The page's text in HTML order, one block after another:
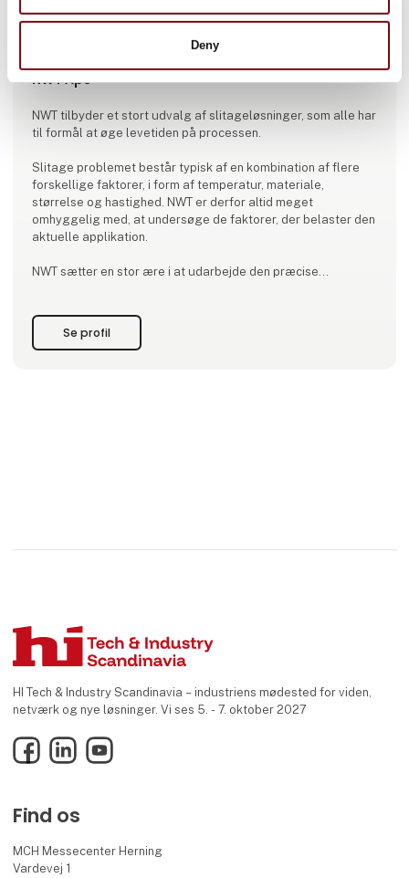
Deny
NWT ApS
NWT tilbyder et stort udvalg af slitageløsninger, som alle har
til formål at øge levetiden på processen.
Slitage problemet består typisk af en kombination af flere
forskellige faktorer, i form af temperatur, materiale,
størrelse og hastighed. NWT er derfor altid meget
omhyggelig med, at undersøge de faktorer, der belaster den
aktuelle applikation.
NWT sætter en stor ære i at udarbejde den præcise
en kundetilpasset løsning.
Se profil
HI Tech & Industry Scandinavia – industriens mødested for viden,
netværk og nye løsninger. Vi ses 5. - 7. oktober 2027
FacebookLinkedInYouTube
Find os
MCH Messecenter Herning
Vardevej 1